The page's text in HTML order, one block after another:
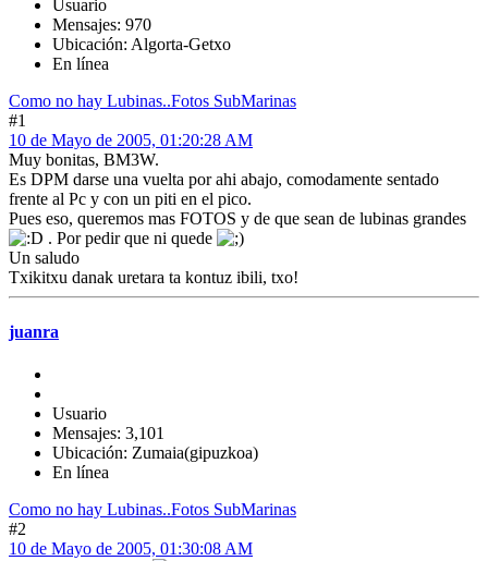
Usuario
Mensajes: 970
Ubicación: Algorta-Getxo
En línea
Como no hay Lubinas..Fotos SubMarinas
#1
10 de Mayo de 2005, 01:20:28 AM
Muy bonitas, BM3W.
Es DPM darse una vuelta por ahi abajo, comodamente sentado
frente al Pc y con un piti en el pico.
Pues eso, queremos mas FOTOS y de que sean de lubinas grandes
. Por pedir que ni quede
Un saludo
Txikitxu danak uretara ta kontuz ibili, txo!
juanra
Usuario
Mensajes: 3,101
Ubicación: Zumaia(gipuzkoa)
En línea
Como no hay Lubinas..Fotos SubMarinas
#2
10 de Mayo de 2005, 01:30:08 AM